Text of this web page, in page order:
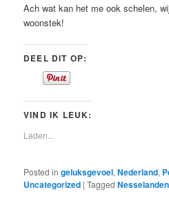
Ach wat kan het me ook schelen,
woonstek!
DEEL DIT OP:
VIND IK LEUK:
Laden...
Posted in geluksgevoel,Nederland,
Uncategorized |Tagged Nesselanden